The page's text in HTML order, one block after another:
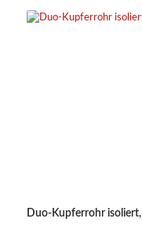
Duo-Kupferrohr